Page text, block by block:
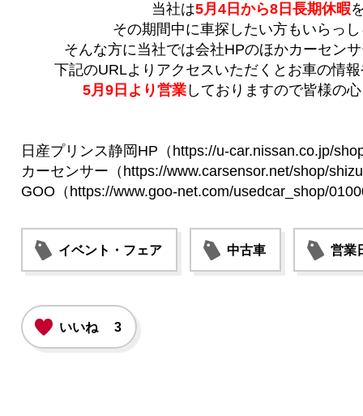
当社は5月4日から8日長期休暇
その期間中に車探したい方もいらっ
そんな方に当社では会社HPのほかカーセン
下記のURLよりアクセスいただくとお車の情
5月9日より営業 しておりますので皆様の
日産プリンス静岡HP（https://u-car.nissan.co.jp/
カーセンサー（https://www.carsensor.net/shop/
GOO（https://www.goo-net.com/usedcar_shop/
イベント・フェア 中古車 営業
いいね 3